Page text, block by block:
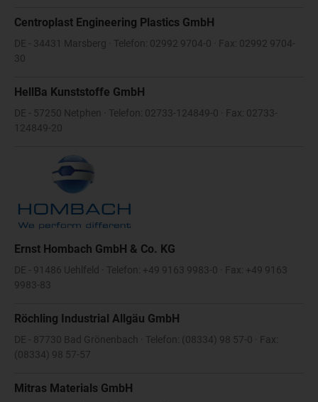
Centroplast Engineering Plastics GmbH
DE - 34431 Marsberg · Telefon: 02992 9704-0 · Fax: 02992 9704-
30
HellBa Kunststoffe GmbH
DE - 57250 Netphen · Telefon: 02733-124849-0 · Fax: 02733-
124849-20
Ernst Hombach GmbH & Co. KG
DE - 91486 Uehlfeld · Telefon: +49 9163 9983-0 · Fax: +49 9163
9983-83
Röchling Industrial Allgäu GmbH
DE - 87730 Bad Grönenbach · Telefon: (08334) 98 57-0 · Fax:
(08334) 98 57-57
Mitras Materials GmbH